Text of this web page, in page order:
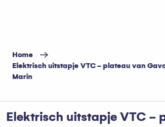
principal
Home
Elektrisch uitstapje VTC - plateau van
Marin
Elektrisch uitstapje VTC -